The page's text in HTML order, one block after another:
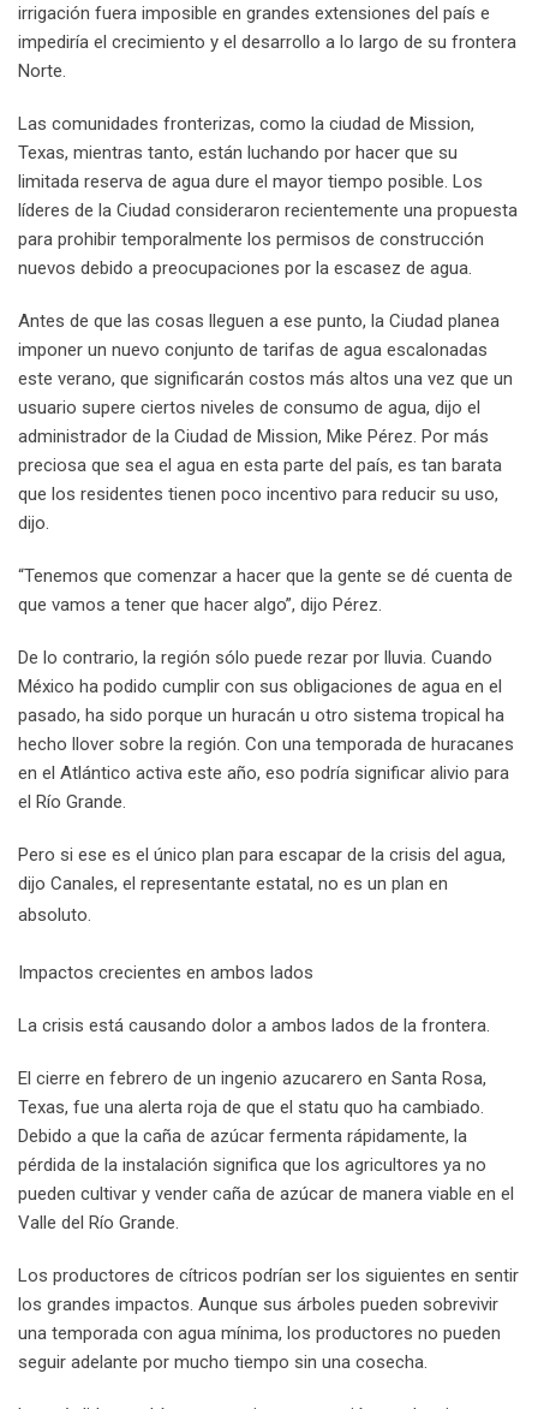
irrigación fuera imposible en grandes extensiones del país e
impediría el crecimiento y el desarrollo a lo largo de su frontera
Norte.
Las comunidades fronterizas, como la ciudad de Mission,
Texas, mientras tanto, están luchando por hacer que su
limitada reserva de agua dure el mayor tiempo posible. Los
líderes de la Ciudad consideraron recientemente una propuesta
para prohibir temporalmente los permisos de construcción
nuevos debido a preocupaciones por la escasez de agua.
Antes de que las cosas lleguen a ese punto, la Ciudad planea
imponer un nuevo conjunto de tarifas de agua escalonadas
este verano, que significarán costos más altos una vez que un
usuario supere ciertos niveles de consumo de agua, dijo el
administrador de la Ciudad de Mission, Mike Pérez. Por más
preciosa que sea el agua en esta parte del país, es tan barata
que los residentes tienen poco incentivo para reducir su uso,
dijo.
“Tenemos que comenzar a hacer que la gente se dé cuenta de
que vamos a tener que hacer algo”, dijo Pérez.
De lo contrario, la región sólo puede rezar por lluvia. Cuando
México ha podido cumplir con sus obligaciones de agua en el
pasado, ha sido porque un huracán u otro sistema tropical ha
hecho llover sobre la región. Con una temporada de huracanes
en el Atlántico activa este año, eso podría significar alivio para
el Río Grande.
Pero si ese es el único plan para escapar de la crisis del agua,
dijo Canales, el representante estatal, no es un plan en
absoluto.
Impactos crecientes en ambos lados
La crisis está causando dolor a ambos lados de la frontera.
El cierre en febrero de un ingenio azucarero en Santa Rosa,
Texas, fue una alerta roja de que el statu quo ha cambiado.
Debido a que la caña de azúcar fermenta rápidamente, la
pérdida de la instalación significa que los agricultores ya no
pueden cultivar y vender caña de azúcar de manera viable en el
Valle del Río Grande.
Los productores de cítricos podrían ser los siguientes en sentir
los grandes impactos. Aunque sus árboles pueden sobrevivir
una temporada con agua mínima, los productores no pueden
seguir adelante por mucho tiempo sin una cosecha.